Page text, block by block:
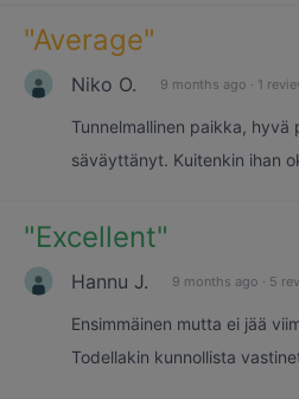
"Average"
Niko O. 9 months ago · 1
Tunnelmallinen paikka, hyvä
säväyttänyt. Kuitenkin ihan
"Excellent"
Hannu J. 9 months ago · 5
Ensimmäinen mutta ei jää
Todellakin kunnollista